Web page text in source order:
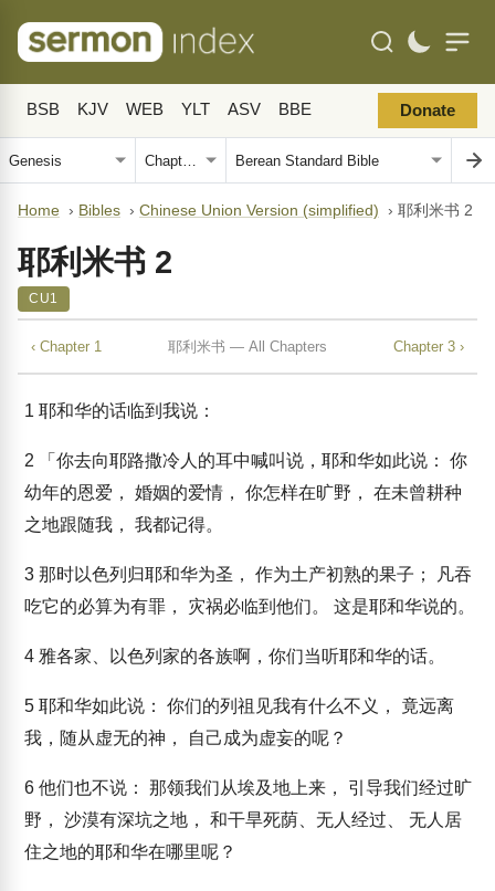
BSB KJV WEB YLT ASV BBE Donate
Home › Bibles › Chinese Union Version (simplified) › 耶利米书 2
耶利米书 2
CU1
‹ Chapter 1 耶利米书 — All Chapters Chapter 3 ›
1 耶和华的话临到我说：
2 「你去向耶路撒冷人的耳中喊叫说，耶和华如此说： 你
幼年的恩爱， 婚姻的爱情， 你怎样在旷野， 在未曾耕种
之地跟随我， 我都记得。
3 那时以色列归耶和华为圣， 作为土产初熟的果子； 凡吞
吃它的必算为有罪， 灾祸必临到他们。 这是耶和华说的。
4 雅各家、以色列家的各族啊，你们当听耶和华的话。
5 耶和华如此说： 你们的列祖见我有什么不义， 竟远离
我，随从虚无的神， 自己成为虚妄的呢？
6 他们也不说： 那领我们从埃及地上来， 引导我们经过旷
野， 沙漠有深坑之地， 和干旱死荫、无人经过、 无人居
住之地的耶和华在哪里呢？